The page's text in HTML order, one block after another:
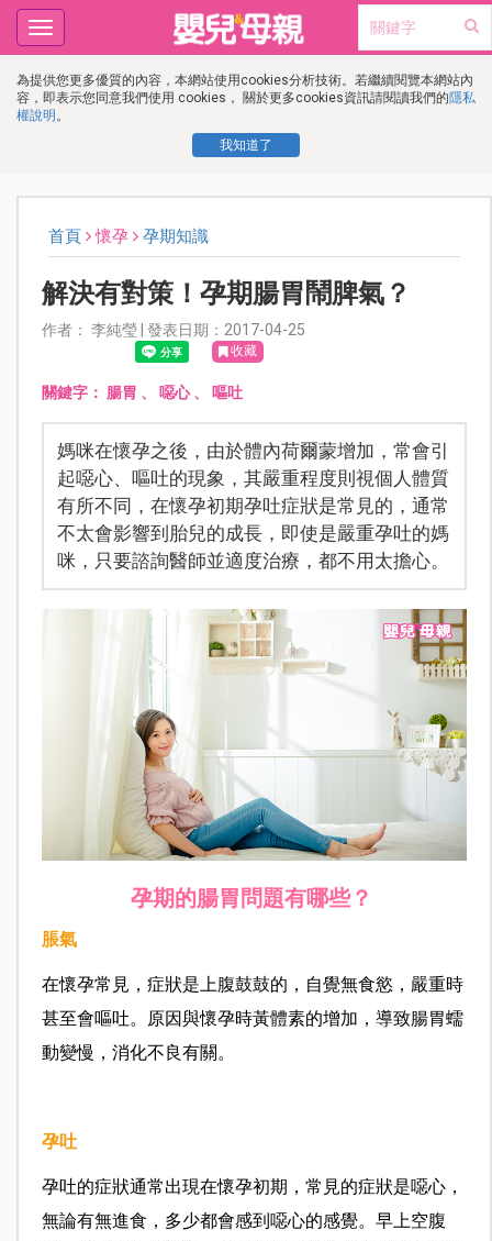
為提供您更多優質的內容，本網站使用cookies分析技術。若繼續閱覽本網站內
容，即表示您同意我們使用 cookies， 關於更多cookies資訊請閱讀我們的隱私
權說明 。
我知道了
Toggle
navigation
首頁 懷孕 孕期知識
解決有對策！孕期腸胃鬧脾氣？
作者： 李純瑩 | 發表日期：2017-04-25
收藏
關鍵字： 腸胃 、 噁心、 嘔吐
媽咪在懷孕之後，由於體內荷爾蒙增加，常會引
起噁心、嘔吐的現象，其嚴重程度則視個人體質
有所不同，在懷孕初期孕吐症狀是常見的，通常
不太會影響到胎兒的成長，即使是嚴重孕吐的媽
咪，只要諮詢醫師並適度治療，都不用太擔心。
孕期的腸胃問題有哪些？
脹氣
在懷孕常見，症狀是上腹鼓鼓的，自覺無食慾，嚴重時
甚至會嘔吐。原因與懷孕時黃體素的增加，導致腸胃蠕
動變慢，消化不良有關。
孕吐
孕吐的症狀通常出現在懷孕初期，常見的症狀是噁心，
無論有無進食，多少都會感到噁心的感覺。早上空腹